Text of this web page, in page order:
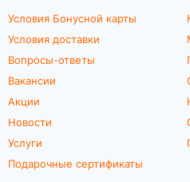
Условия Бонусной карты
Условия доставки
Вопросы-ответы
Вакансии
Акции
Новости
Услуги
Подарочные сертификаты